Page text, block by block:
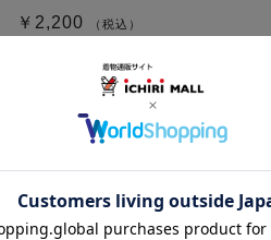
￥2,200 （税込）